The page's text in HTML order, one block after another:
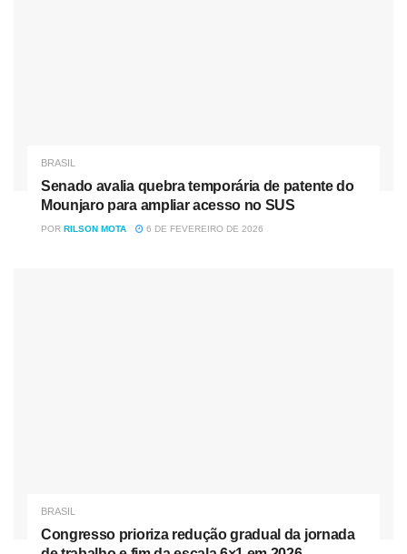
BRASIL
Senado avalia quebra temporária de patente do
Mounjaro para ampliar acesso no SUS
POR RILSON MOTA 6 DE FEVEREIRO DE 2026
BRASIL
Congresso prioriza redução gradual da jornada